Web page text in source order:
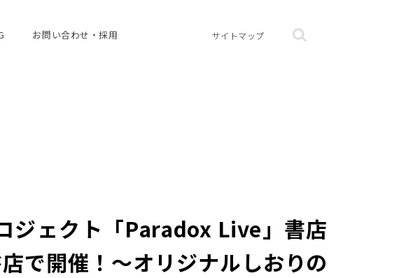
お問い合わせ・採用 サイトマップ
ジェクト「Paradox Live」書店
で開催！～オリジナルしおりの